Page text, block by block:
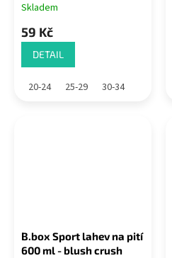
Skladem
59 Kč
DETAIL
20-24 25-29 30-34
B.box Sport lahev na pití
600 ml - blush crush